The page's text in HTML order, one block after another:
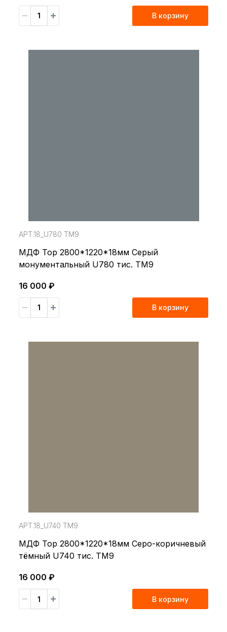
В корзину
АРТ.18_U780 TM9
МДФ Top 2800*1220*18мм Серый
монументальный U780 тис. TM9
16 000 ₽
В корзину
АРТ.18_U740 TM9
МДФ Top 2800*1220*18мм Cеро-коричневый
тёмный U740 тис. TM9
16 000 ₽
В корзину